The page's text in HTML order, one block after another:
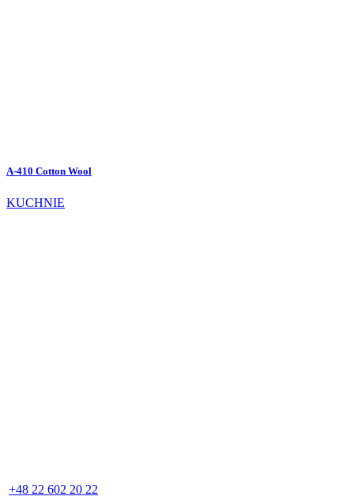
A-410 Cotton Wool
KUCHNIE
+48 22 602 20 22